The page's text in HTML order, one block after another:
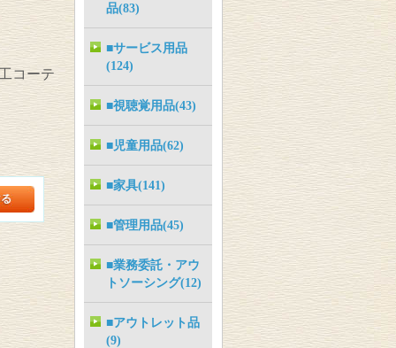
コーテ
品(83)
■サービス用品
(124)
■視聴覚用品(43)
■児童用品(62)
■家具(141)
■管理用品(45)
■業務委託・アウ
トソーシング(12)
■アウトレット品
(9)